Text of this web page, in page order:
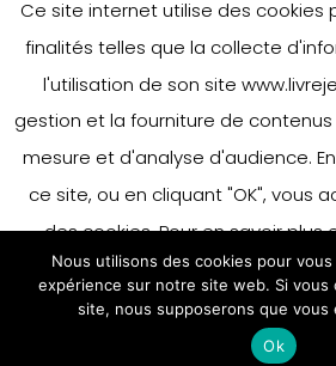
Ce site internet utilise des cookies
finalités telles que la collecte
l'utilisation de son site
gestion et la fourniture de
mesure et d'analyse d'audience.
ce site, ou en cliquant "OK", vous
des cookies. Pour en savoir
préférences en matière de cookies,
à notre politique sur les
En savoir plus
Nous utilisons des cookies pour
expérience sur notre site web. Si vous
site, nous supposerons que vous
Ok